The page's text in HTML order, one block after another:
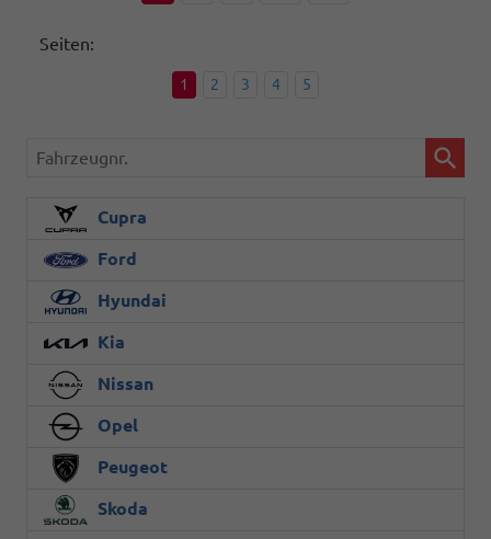
Seiten:
1 2 3 4 5
Fahrzeugnr.
Cupra
Ford
Hyundai
Kia
Nissan
Opel
Peugeot
Skoda